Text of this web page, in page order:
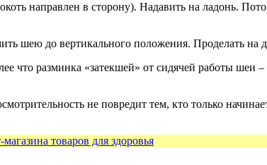
направлен в сторону). Надавить на ладонь.
шею до вертикального положения. Проделать на
что разминка «затекшей» от сидячей работы шеи
не повредит тем, кто только
товаров для здоровья